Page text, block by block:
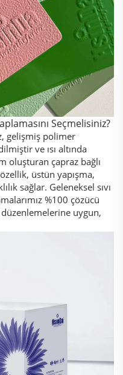
Seçmelisiniz?
gelişmiş polimer
ve ısı altında
oluşturan çapraz bağlı
üstün yapışma,
sağlar. Geleneksel sıvı
%100 çözücü
uygun,